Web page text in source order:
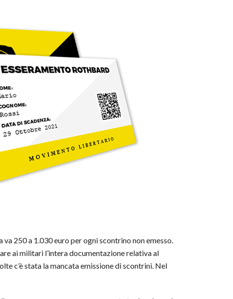
250 a 1.030 euro per ogni scontrino non emesso.
ai militari l’intera documentazione relativa al
c’è stata la mancata emissione di scontrini. Nel